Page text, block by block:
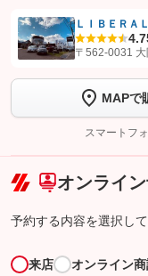
【STEP1】認証画面でグー
トーク画面で
完了してくださ
ＬＩＢＥＲＡ
4.7
〒562-0031
MAPで
スマートフ
オンライ
予約する内容を選択して
来店 オンライン